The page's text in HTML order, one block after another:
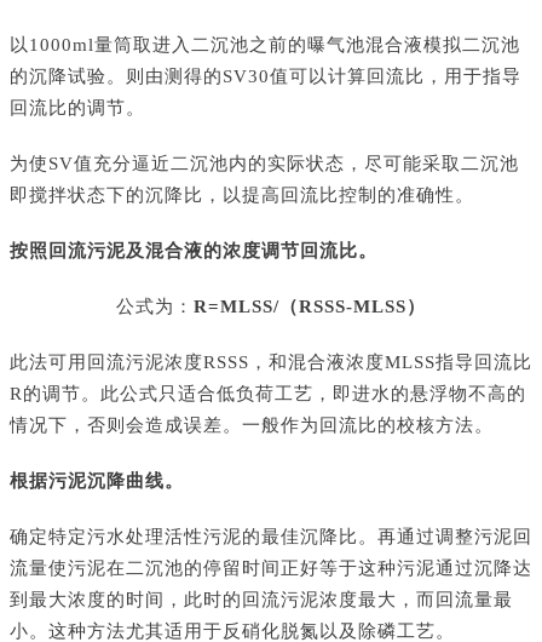
以 1000ml量筒取进入二沉池之前的曝气池混合液模拟二沉池
的沉降试验。则由测得的SV30值可以计算回流比，用于指导
回流比的调节。
为使SV值充分逼近二沉池内的实际状态，尽可能采取二沉池
即搅拌状态下的沉降比，以提高回流比控制的准确性。
按照回流污泥及混合液的浓度调节回流比。
公式为： R=MLSS/（RSSS-MLSS）
此法可用回流污泥浓度RSSS，和混合液浓度MLSS指导回流比
R的调节。此公式只适合低负荷工艺，即进水的悬浮物不高的
情况下，否则会造成误差。一般作为回流比的校核方法。
根据污泥沉降曲线。
确定特定污水处理活性污泥的最佳沉降比。再通过调整污泥回
流量使污泥在二沉池的停留时间正好等于这种污泥通过沉降达
到最大浓度的时间，此时的回流污泥浓度最大，而回流量最
小。这种方法尤其适用于反硝化脱氮以及除磷工艺。